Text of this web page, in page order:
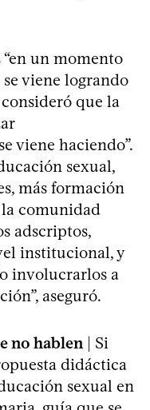
un momento
viene logrando
que la
viene haciendo”.
sexual,
más formación
comunidad
adscriptos,
institucional, y
involucrarlos a
aseguró.
no hablen| Si
didáctica
sexual en